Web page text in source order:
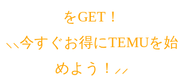
をGET！
⸜⸜今すぐお得にTEMUを始
めよう！⸝⸝